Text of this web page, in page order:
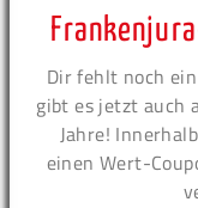
Dir fehlt noch
gibt es jetzt auch
Jahre!
einen Wert-